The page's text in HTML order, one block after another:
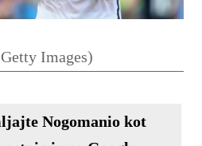
Getty Images)
Nogomanio kot